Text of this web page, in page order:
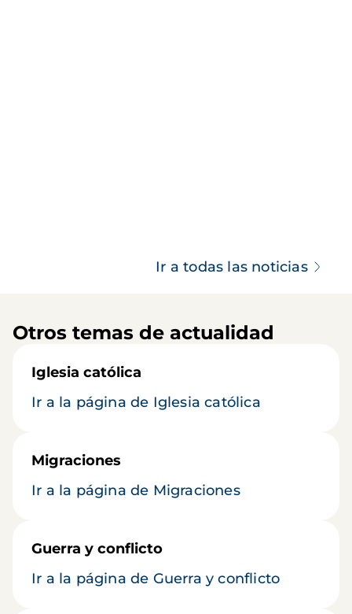
Ir a todas las noticias
Otros temas de actualidad
Iglesia católica
Ir a la página de Iglesia católica
Migraciones
Ir a la página de Migraciones
Guerra y conflicto
Ir a la página de Guerra y conflicto